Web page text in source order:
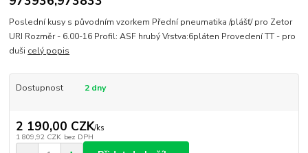
Poslední kusy s původním vzorkem Přední pneumatika /plášť/ pro Zetor
URI Rozměr - 6.00-16 Profil: ASF hrubý Vrstva:6pláten Provedení TT - pro
duši celý popis
Dostupnost 2 dny
2 190,00 CZK/ks
1 809,92 CZK bez DPH